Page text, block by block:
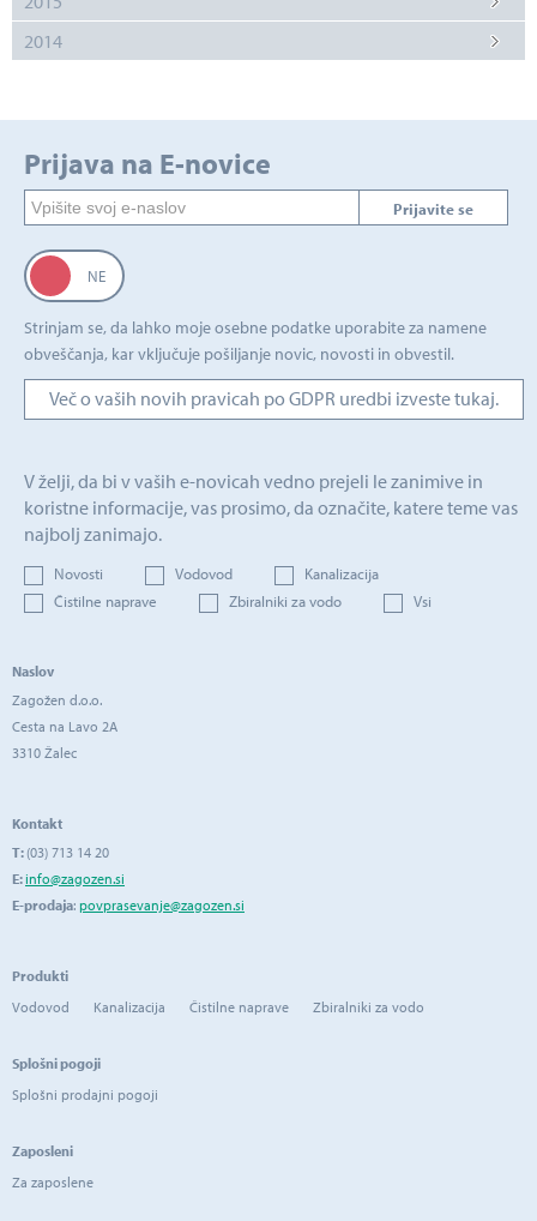
2014
Prijava na E-novice
Prijavite se
Strinjam se, da lahko moje osebne podatke uporabite za namene
obveščanja, kar vključuje pošiljanje novic, novosti in obvestil.
Več o vaših novih pravicah po GDPR uredbi izveste tukaj.
V želji, da bi v vaših e-novicah vedno prejeli le zanimive in
koristne informacije, vas prosimo, da označite, katere teme vas
najbolj zanimajo.
Novosti Vodovod
Kanalizacija
Čistilne naprave
Zbiralniki za vodo Vsi
Naslov
Zagožen d.o.o.
Cesta na Lavo 2A
3310 Žalec
Kontakt
T: (03) 713 14 20
E:info@zagozen.si
E-prodaja: povprasevanje@zagozen.si
Produkti
Vodovod
Kanalizacija Čistilne naprave Zbiralniki za vodo
Splošni pogoji
Splošni prodajni pogoji
Zaposleni
Za zaposlene